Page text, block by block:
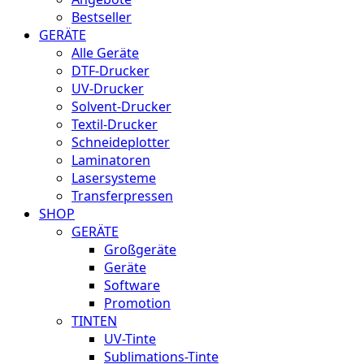
Bestseller
GERÄTE
Alle Geräte
DTF-Drucker
UV-Drucker
Solvent-Drucker
Textil-Drucker
Schneideplotter
Laminatoren
Lasersysteme
Transferpressen
SHOP
GERÄTE
Großgeräte
Geräte
Software
Promotion
TINTEN
UV-Tinte
Sublimations-Tinte